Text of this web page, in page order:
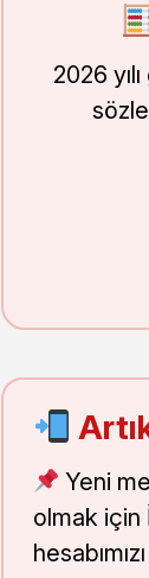
2026
Yeni
olmak için